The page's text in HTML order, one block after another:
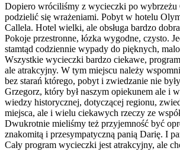
Dopiero wróciliśmy z wycieczki po wybrzeżu
podzielić się wrażeniami. Pobyt w hotelu
Callela. Hotel wielki, ale obsługa bardzo
Pokoje przestronne, łózka wygodne, czysto.
stamtąd codziennie wypady do pięknych,
Wszystkie wycieczki bardzo ciekawe,
ale atrakcyjny. W tym miejscu należy
bez starań którego, pobyt i zwiedzanie nie
Grzegorz, który był naszym opiekunem ale i
wiedzy historycznej, dotyczącej regionu,
miejsca, ale i wielu ciekawych rzeczy ze
Dwukrotnie mieliśmy też przyjemność być
znakomitą i przesympatyczną panią Darię. I
Cały program wycieczki jest atrakcyjny, ale